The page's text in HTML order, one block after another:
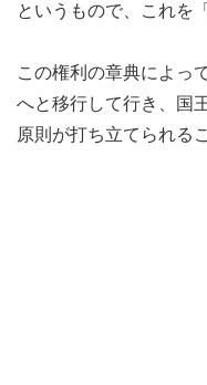
というもので、これを「
この権利の章典によっ
へと移行して行き、国
原則が打ち立てられる